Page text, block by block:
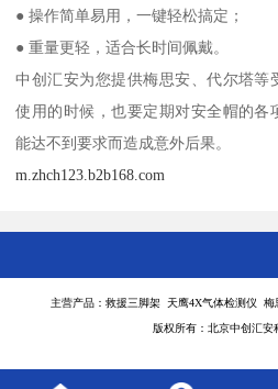
● 操作简单易用，一键轻松搞定；
● 重量更轻，适合长时间佩戴。
中创汇安为您提供梅思安、代尔塔等
使用的时候，也要定期对安全帽的各
能达不到要求而造成意外后果。
m.zhch123.b2b168.com
主营产品：救援三脚架 天鹰4X气体检测仪
版权所有：北京中创汇安